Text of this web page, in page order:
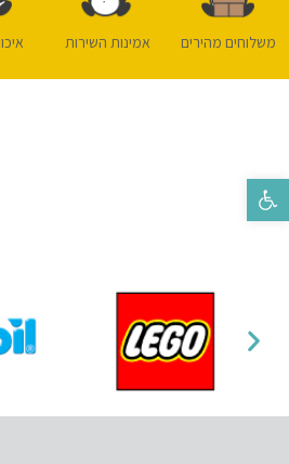
פתח סרגל נגישות
משלוחים מהירים אמינות השירות